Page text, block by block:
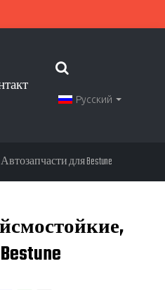
Русский
для Bestune